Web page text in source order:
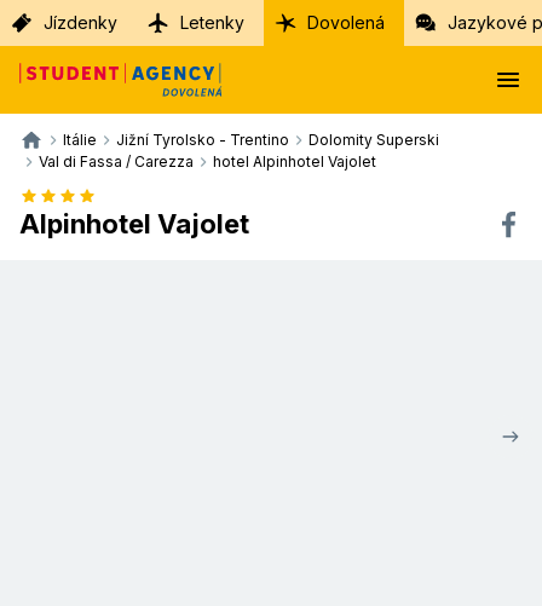
Jízdenky Letenky Dovolená Jazykové
Itálie Jižní Tyrolsko - Trentino
Dolomity Superski
Val di Fassa / Carezza
hotel Alpinhotel Vajolet
Alpinhotel Vajolet